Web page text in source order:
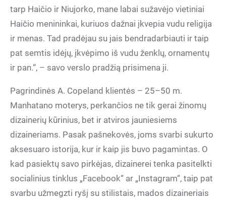
tarp Haičio ir Niujorko, mane labai sužavėjo vietiniai
Haičio menininkai, kuriuos dažnai įkvepia vudu religija
ir menas. Tad pradėjau su jais bendradarbiauti ir taip
pat semtis idėjų, įkvėpimo iš vudu ženklų, ornamentų
ir pan.“, – savo verslo pradžią prisimena ji.
Pagrindinės A. Copeland klientės – 25–50 m.
Manhatano moterys, perkančios ne tik gerai žinomų
dizainerių kūrinius, bet ir atviros jauniesiems
dizaineriams. Pasak pašnekovės, joms svarbi sukurto
aksesuaro istorija, kur ir kaip jis buvo pagamintas. O
kad pasiektų savo pirkėjas, dizainerei tenka pasitelkti
socialinius tinklus „Facebook“ ar „Instagram“, taip pat
svarbu užmegzti ryšį su stilistais, mados dizaineriais